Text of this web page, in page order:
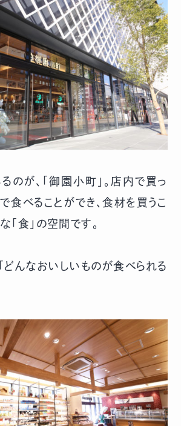
のが、「御園小町」。店内で買っ
食べることができ、食材を買うこ
「食」の空間です。
「どんなおいしいものが食べられる